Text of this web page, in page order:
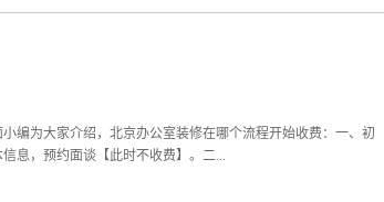
响北京办公室装修档次的因素介绍。希望对大家有帮助。伟锦
编为大家介绍，北京办公室装修在哪个流程开始收费：一、初
息，预约面谈【此时不收费】。二...